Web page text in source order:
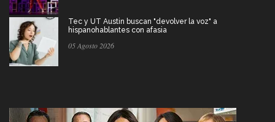
Tec y UT Austin buscan "devolver la voz" a
hispanohablantes con afasia
05 Agosto 2026